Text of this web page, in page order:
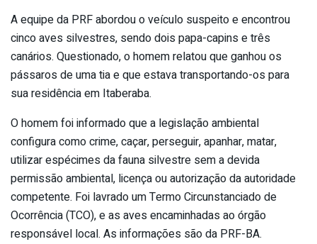
A equipe da PRF abordou o veículo suspeito e encontrou
cinco aves silvestres, sendo dois papa-capins e três
canários. Questionado, o homem relatou que ganhou os
pássaros de uma tia e que estava transportando-os para
sua residência em Itaberaba.
O homem foi informado que a legislação ambiental
configura como crime, caçar, perseguir, apanhar, matar,
utilizar espécimes da fauna silvestre sem a devida
permissão ambiental, licença ou autorização da autoridade
competente. Foi lavrado um Termo Circunstanciado de
Ocorrência (TCO), e as aves encaminhadas ao órgão
responsável local. As informações são da PRF-BA.